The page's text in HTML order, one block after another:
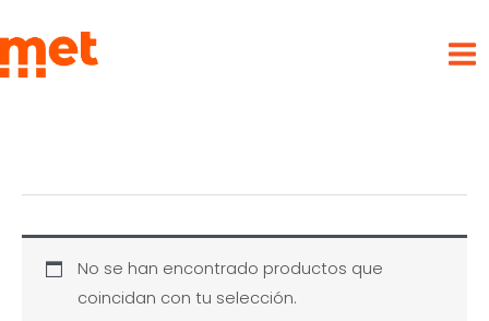
al
contenido
No se han encontrado productos que
coincidan con tu selección.